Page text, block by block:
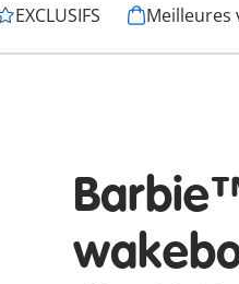
EXCLUSIFS Meilleures